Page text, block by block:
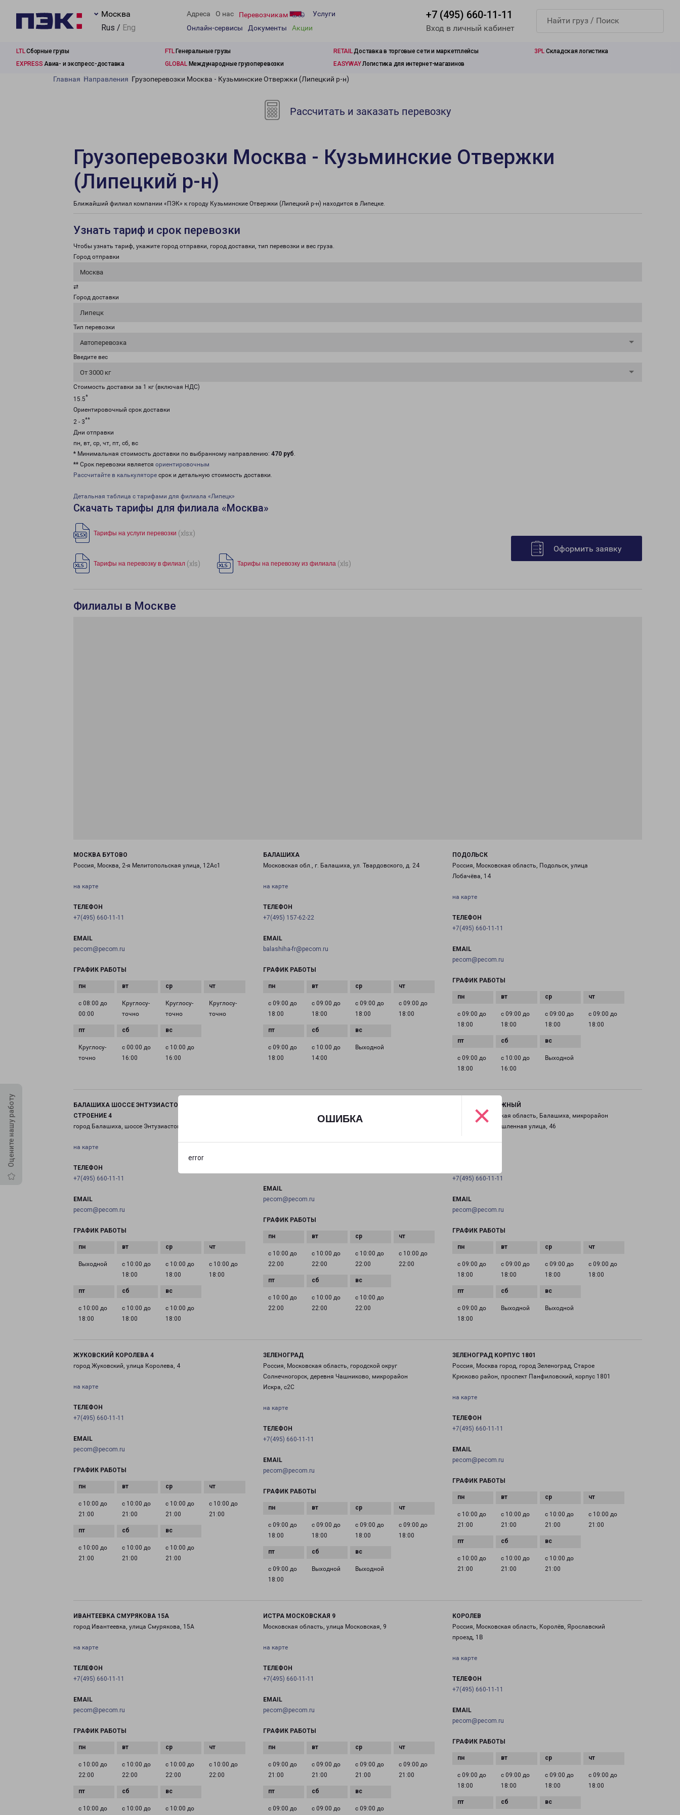
ОШИБКА
error
×
Москва
Rus / Eng
Адреса О нас Перевозчикам
Услуги
Онлайн-сервисы
Документы Акции
+7 (495) 660-11-11
Вход в личный кабинет
LTLСборные грузы FTLГенеральные грузы RETAILДоставка в торговые сети и маркетплейсы 3PL Складская логистика
EXPRESS Авиа- и экспресс-доставка GLOBALМеждународные грузоперевозки EASYWAYЛогистика для интернет-магазинов
Оцените нашу работу
Главная Направления Грузоперевозки Москва - Кузьминские Отвержки (Липецкий р-н)
Рассчитать и заказать перевозку
Грузоперевозки Москва - Кузьминские Отвержки
(Липецкий р-н)
Ближайший филиал компании «ПЭК» к городу Кузьминские Отвержки (Липецкий р-н) находится в Липецке.
Узнать тариф и срок перевозки
Чтобы узнать тариф, укажите город отправки, город доставки, тип перевозки и вес груза.
Город отправки
Москва
⇄
Город доставки
Липецк
Тип перевозки
Автоперевозка
Введите вес
От 3000 кг
Стоимость доставки за 1 кг (включая НДС)
15.5*
Ориентировочный срок доставки
2 - 3**
Дни отправки
пн, вт, ср, чт, пт, сб, вс
* Минимальная стоимость доставки по выбранному направлению: 470 руб.
** Срок перевозки является ориентировочным
Рассчитайте в калькуляторе срок и детальную стоимость доставки.
Детальная таблица с тарифами для филиала «Липецк»
Скачать тарифы для филиала «Москва»
Тарифы на услуги перевозки (xlsx)
Тарифы на перевозку в филиал (xls) Тарифы на перевозку из филиала (xls)
Оформить заявку
Филиалы в Москве
МОСКВА БУТОВО
Россия, Москва, 2-я Мелитопольская улица, 12Ас1
на карте
ТЕЛЕФОН
+7(495) 660-11-11
EMAIL
pecom@pecom.ru
ГРАФИК РАБОТЫ
с 08:00 до
00:00
Круглосу­
точно
Круглосу­
точно
Круглосу­
точно
Круглосу­
точно
с 00:00 до
16:00
с 10:00 до
16:00
БАЛАШИХА
Московская обл., г. Балашиха, ул. Твардовского, д. 24
на карте
ТЕЛЕФОН
+7(495) 157-62-22
EMAIL
balashiha-fr@pecom.ru
ГРАФИК РАБОТЫ
с 09:00 до
18:00
с 09:00 до
18:00
с 09:00 до
18:00
с 09:00 до
18:00
с 09:00 до
18:00
с 10:00 до
14:00
Выходной
ПОДОЛЬСК
Россия, Московская область, Подольск, улица
Лобачёва, 14
на карте
ТЕЛЕФОН
+7(495) 660-11-11
EMAIL
pecom@pecom.ru
ГРАФИК РАБОТЫ
с 09:00 до
18:00
с 09:00 до
18:00
с 09:00 до
18:00
с 09:00 до
18:00
с 09:00 до
18:00
с 10:00 до
16:00
Выходной
БАЛАШИХА ШОССЕ ЭНТУЗИАСТОВ ВЛАДЕНИЕ 11
СТРОЕНИЕ 4
город Балашиха, шоссе Энтузиастов, 11 строение 4
на карте
ТЕЛЕФОН
+7(495) 660-11-11
EMAIL
pecom@pecom.ru
ГРАФИК РАБОТЫ
Выходной
с 10:00 до
18:00
с 10:00 до
18:00
с 10:00 до
18:00
с 10:00 до
18:00
с 10:00 до
18:00
с 10:00 до
18:00
Дедовск, улица Мира, 9
EMAIL
pecom@pecom.ru
ГРАФИК РАБОТЫ
с 10:00 до
22:00
с 10:00 до
22:00
с 10:00 до
22:00
с 10:00 до
22:00
с 10:00 до
22:00
с 10:00 до
22:00
с 10:00 до
22:00
ЖЕЛЕЗНОДОРОЖНЫЙ
Россия, Московская область, Балашиха, микрорайон
Саввино, Промышленная улица, 46
+7(495) 660-11-11
EMAIL
pecom@pecom.ru
ГРАФИК РАБОТЫ
с 09:00 до
18:00
с 09:00 до
18:00
с 09:00 до
18:00
с 09:00 до
18:00
с 09:00 до
18:00
Выходной Выходной
ЖУКОВСКИЙ КОРОЛЕВА 4
город Жуковский, улица Королева, 4
на карте
ТЕЛЕФОН
+7(495) 660-11-11
EMAIL
pecom@pecom.ru
ГРАФИК РАБОТЫ
с 10:00 до
21:00
с 10:00 до
21:00
с 10:00 до
21:00
с 10:00 до
21:00
с 10:00 до
21:00
с 10:00 до
21:00
с 10:00 до
21:00
ЗЕЛЕНОГРАД
Россия, Московская область, городской округ
Солнечногорск, деревня Чашниково, микрорайон
Искра, с2С
на карте
ТЕЛЕФОН
+7(495) 660-11-11
EMAIL
pecom@pecom.ru
ГРАФИК РАБОТЫ
с 09:00 до
18:00
с 09:00 до
18:00
с 09:00 до
18:00
с 09:00 до
18:00
с 09:00 до
18:00
Выходной Выходной
ЗЕЛЕНОГРАД КОРПУС 1801
Россия, Москва город, город Зеленоград, Старое
Крюково район, проспект Панфиловский, корпус 1801
на карте
ТЕЛЕФОН
+7(495) 660-11-11
EMAIL
pecom@pecom.ru
ГРАФИК РАБОТЫ
с 10:00 до
21:00
с 10:00 до
21:00
с 10:00 до
21:00
с 10:00 до
21:00
с 10:00 до
21:00
с 10:00 до
21:00
с 10:00 до
21:00
ИВАНТЕЕВКА СМУРЯКОВА 15А
город Ивантеевка, улица Смурякова, 15А
на карте
ТЕЛЕФОН
+7(495) 660-11-11
EMAIL
pecom@pecom.ru
ГРАФИК РАБОТЫ
с 10:00 до
22:00
с 10:00 до
22:00
с 10:00 до
22:00
с 10:00 до
22:00
с 10:00 до с 10:00 до с 10:00 до
ИСТРА МОСКОВСКАЯ 9
Московская область, улица Московская, 9
на карте
ТЕЛЕФОН
+7(495) 660-11-11
EMAIL
pecom@pecom.ru
ГРАФИК РАБОТЫ
с 09:00 до
21:00
с 09:00 до
21:00
с 09:00 до
21:00
с 09:00 до
21:00
с 09:00 до с 09:00 до с 09:00 до
КОРОЛЕВ
Россия, Московская область, Королёв, Ярославский
проезд, 1В
на карте
ТЕЛЕФОН
+7(495) 660-11-11
EMAIL
pecom@pecom.ru
ГРАФИК РАБОТЫ
с 09:00 до
18:00
с 09:00 до
18:00
с 09:00 до
18:00
с 09:00 до
18:00